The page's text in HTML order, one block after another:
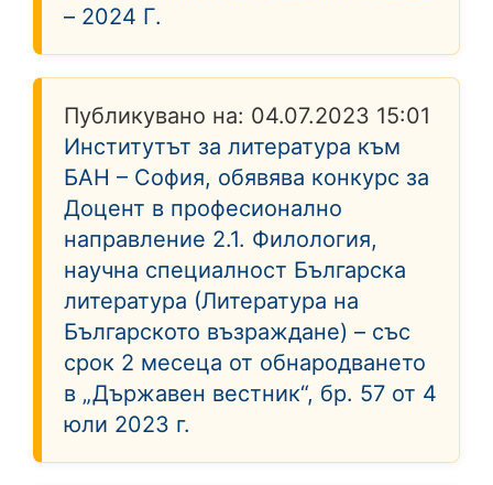
– 2024 Г.
Публикувано на: 04.07.2023 15:01
Институтът за литература към
БАН – София, обявява конкурс за
Доцент в професионално
направление 2.1. Филология,
научна специалност Българска
литература (Литература на
Българското възраждане) – със
срок 2 месеца от обнародването
в „Държавен вестник“, бр. 57 от 4
юли 2023 г.